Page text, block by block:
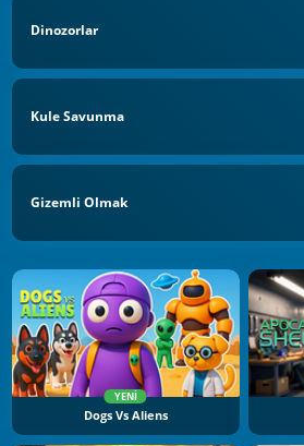
Dinozorlar
Kule Savunma
Gizemli Olmak
YENI
Dogs Vs Aliens